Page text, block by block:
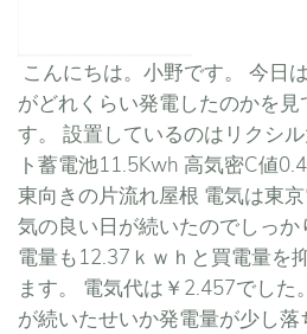
こんにちは。小野です。 今日
がどれくらい発電したのかを見
す。 設置しているのはリクシ
ト蓄電池11.5Kwh 高気密C値
東向きの片流れ屋根 電気は東
気の良い日が続いたのでしっ
電量も12.37ｋｗｈと買電量を
ます。 電気代は￥2.457でした
が続いたせいか発電量が少し